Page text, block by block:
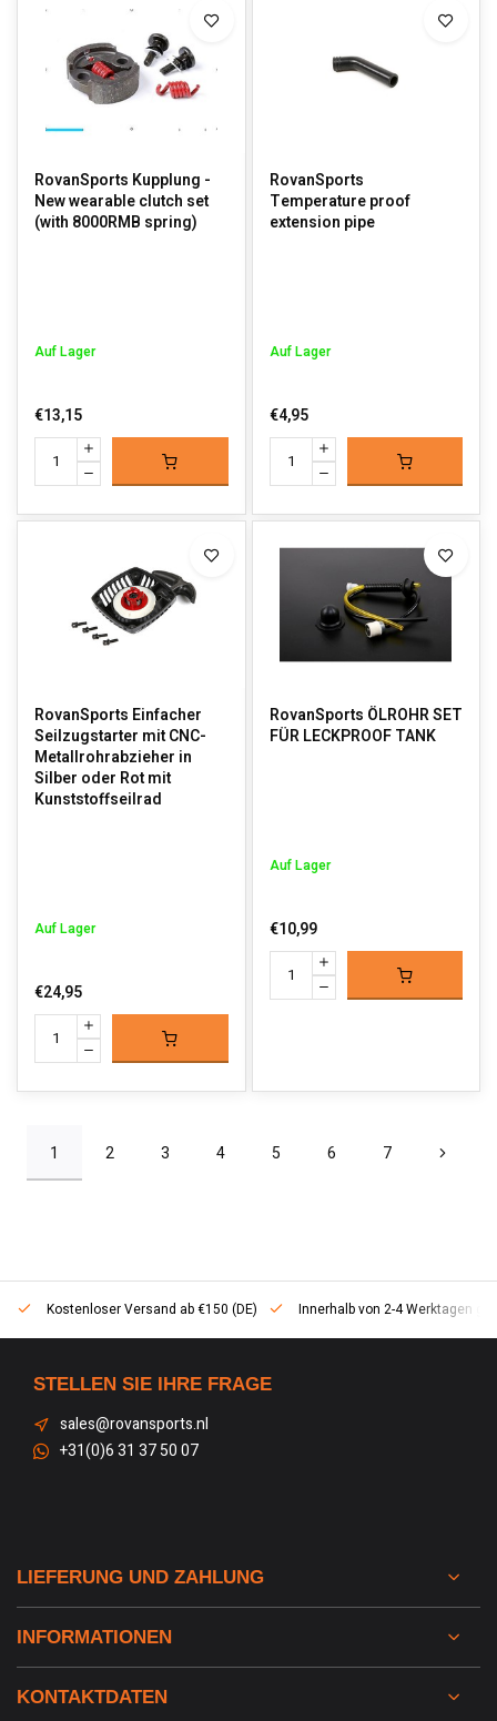
RovanSports Kupplung -
New wearable clutch set
(with 8000RMB spring)
Auf Lager
€13,15
RovanSports
Temperature proof
extension pipe
Auf Lager
€4,95
RovanSports Einfacher
Seilzugstarter mit CNC-
Metallrohrabzieher in
Silber oder Rot mit
Kunststoffseilrad
Auf Lager
€24,95
RovanSports ÖLROHR SET
FÜR LECKPROOF TANK
Auf Lager
€10,99
1 2 3 4 5 6 7
Kostenloser Versand ab €150 (DE) Innerhalb von 2-4 Werktagen
STELLEN SIE IHRE FRAGE
sales@rovansports.nl
+31(0)6 31 37 50 07
LIEFERUNG UND ZAHLUNG
INFORMATIONEN
KONTAKTDATEN